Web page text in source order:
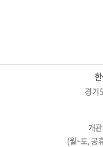
경기
개
(월~토, 공